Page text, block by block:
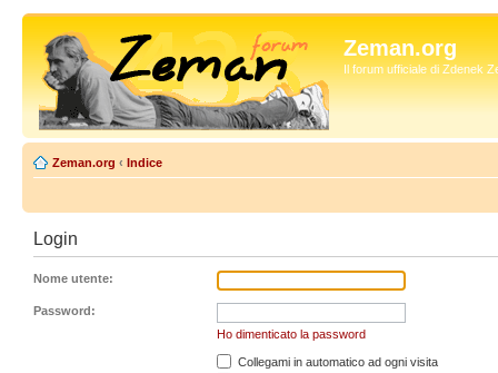
Zeman.org
Il forum ufficiale di Zdenek
Zeman.org ‹ Indice
Login
Nome utente:
Password:
Ho dimenticato la password
Collegami in automatico ad ogni visita